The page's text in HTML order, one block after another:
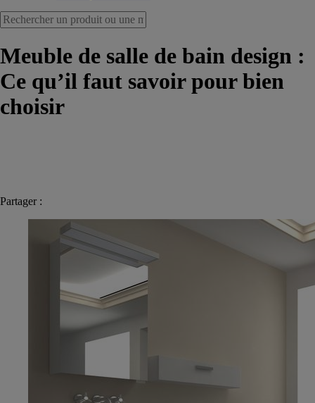
Meuble de salle de bain design :
Ce qu’il faut savoir pour bien
choisir
Partager :